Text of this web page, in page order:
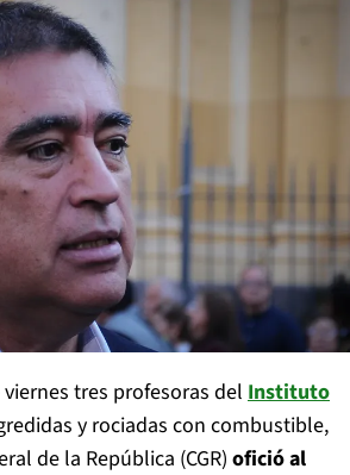
tres profesoras del Instituto
y rociadas con combustible,
de la República (CGR) ofició al